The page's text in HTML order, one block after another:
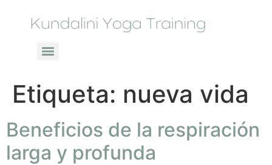
Etiqueta: nueva vida
Beneficios de la respiración
larga y profunda